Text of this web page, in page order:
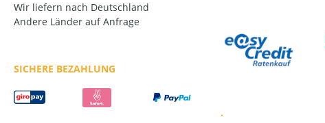
Wir liefern nach Deutschland
Andere Länder auf Anfrage
SICHERE BEZAHLUNG
.